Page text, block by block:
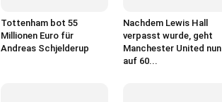
Tottenham bot 55
Millionen Euro für
Andreas Schjelderup
Nachdem Lewis Hall
verpasst wurde, geht
Manchester United nun
auf 60...